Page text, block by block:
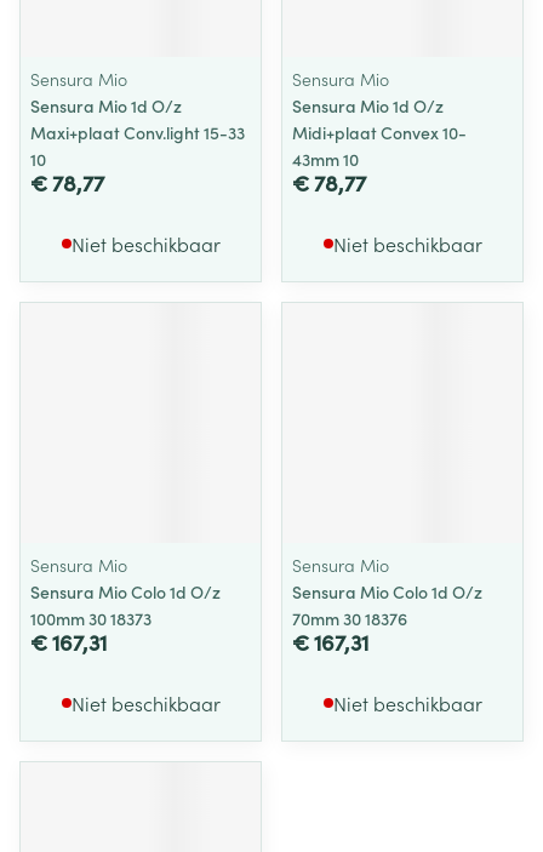
Sensura Mio
Sensura Mio 1d O/z
Maxi+plaat Conv.light 15-33
10
€ 78,77
Niet beschikbaar
Sensura Mio
Sensura Mio 1d O/z
Midi+plaat Convex 10-
43mm 10
€ 78,77
Niet beschikbaar
Sensura Mio
Sensura Mio Colo 1d O/z
100mm 30 18373
€ 167,31
Niet beschikbaar
Sensura Mio
Sensura Mio Colo 1d O/z
70mm 30 18376
€ 167,31
Niet beschikbaar